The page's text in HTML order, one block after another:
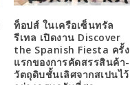
ท็อปส์ ในเครือเซ็นทรัล
รีเทล เปิดงาน Discover
the Spanish Fiesta ครั้ง
แรกของการคัดสรรสินค้า-
วัตถุดิบชั้นเลิศจากสเปนไว้